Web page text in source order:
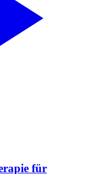
für